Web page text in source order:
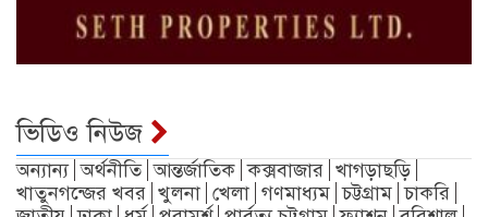
ভিডিও নিউজ
অন্যান্য অর্থনীতি আন্তর্জাতিক কক্সবাজার খাগড়াছড়ি
খাতুনগন্জের খবর খুলনা খেলা গণমাধ্যম চট্টগ্রাম চাকরি